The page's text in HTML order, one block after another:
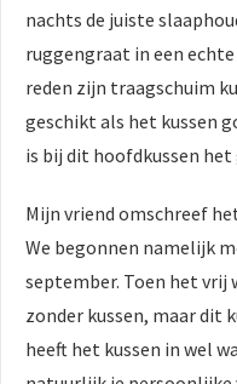
nachts de juiste
ruggengraat in een
reden zijn traagschuim
geschikt als het kussen
is bij dit hoofdkussen het
Mijn vriend omschreef
We begonnen namelijk
september. Toen het vrij
zonder kussen, maar dit
heeft het kussen in wel